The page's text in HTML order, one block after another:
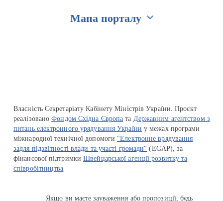
Мапа порталу
Власність Секретаріату Кабінету Міністрів України. Проєкт
реалізованоФондом Східна Європа та Державним агентством з
питань електронного урядування України у межах програми
міжнародної технічної допомоги "Електронне врядування
задля підзвітності влади та участі громади" (EGAP), за
фінансової підтримкиШвейцарської агенції розвитку та
співробітництва
Якщо ви маєте зауваження або пропозиції, будь